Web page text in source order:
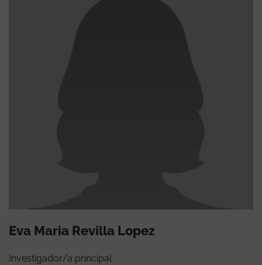
Eva Maria Revilla Lopez
Investigador/a principal